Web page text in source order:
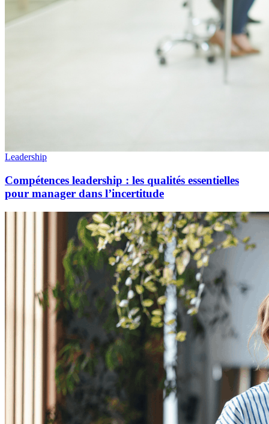
Leadership
Compétences leadership : les qualités essentielles
pour manager dans l’incertitude